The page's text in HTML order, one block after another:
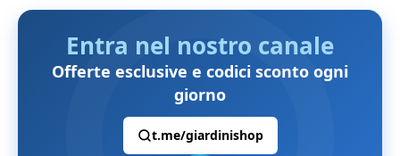
Entra nel nostro canale
Offerte esclusive e codici sconto ogni
giorno
t.me/giardinishop